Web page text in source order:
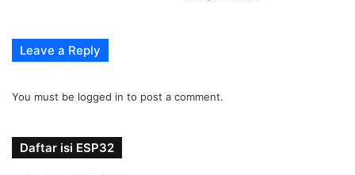
Leave a Reply
You must be logged in to post a comment.
Daftar isi ESP32